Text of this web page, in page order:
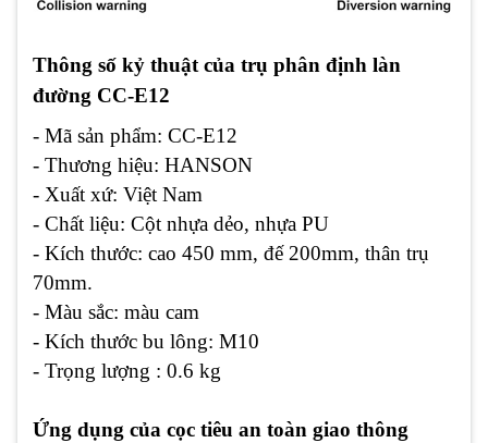
Thông số kỷ thuật của trụ phân định làn
đường CC-E12
- Mã sản phẩm: CC-E12
- Thương hiệu: HANSON
- Xuất xứ: Việt Nam
- Chất liệu: Cột nhựa dẻo, nhựa PU
- Kích thước: cao 450 mm, đế 200mm, thân trụ
70mm.
- Màu sắc: màu cam
- Kích thước bu lông: M10
- Trọng lượng : 0.6 kg
Ứng dụng của cọc tiêu an toàn giao thông